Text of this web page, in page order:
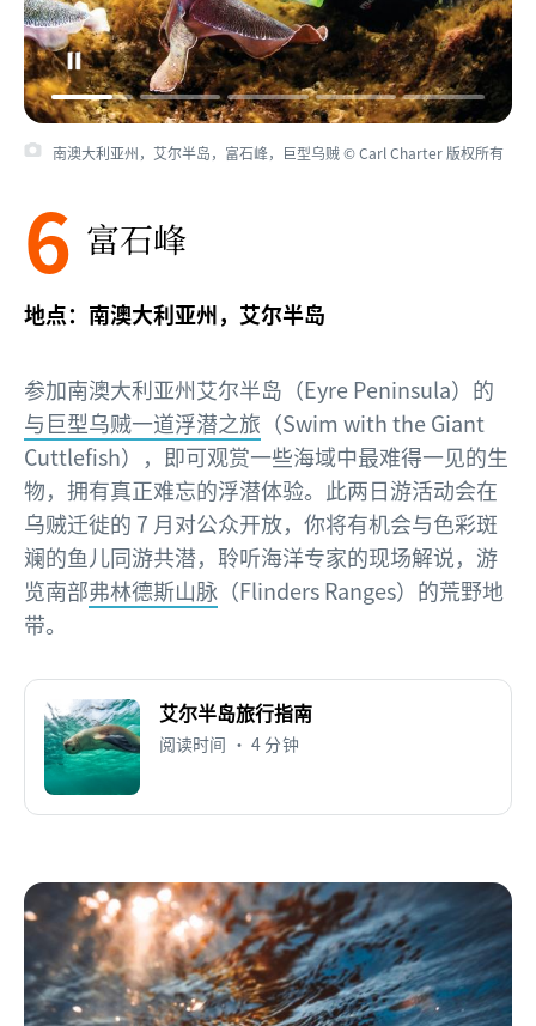
南澳大利亚州，艾尔半岛，富石峰，巨型乌贼 © Carl Charter 版权所有
6 富石峰
地点：南澳大利亚州，艾尔半岛
参加南澳大利亚州艾尔半岛（Eyre Peninsula）的
与巨型乌贼一道浮潜之旅 （Swim with the Giant
Cuttlefish），即可观赏一些海域中最难得一见的生
物，拥有真正难忘的浮潜体验。此两日游活动会在
乌贼迁徙的 7 月对公众开放，你将有机会与色彩斑
斓的鱼儿同游共潜，聆听海洋专家的现场解说，游
览南部弗林德斯山脉 （Flinders Ranges）的荒野地
带。
艾尔半岛旅行指南
阅读时间 • 4 分钟